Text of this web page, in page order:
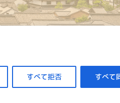
すべて拒否 すべて